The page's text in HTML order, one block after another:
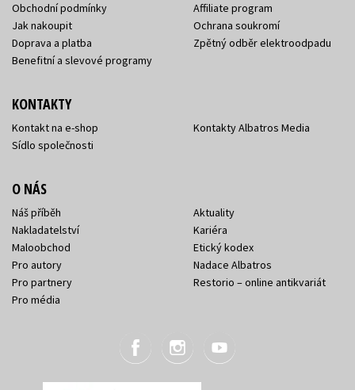
Obchodní podmínky
Jak nakoupit
Doprava a platba
Benefitní a slevové programy
Affiliate program
Ochrana soukromí
Zpětný odběr elektroodpadu
KONTAKTY
Kontakt na e-shop
Sídlo společnosti
Kontakty Albatros Media
O NÁS
Náš příběh
Nakladatelství
Maloobchod
Pro autory
Pro partnery
Pro média
Aktuality
Kariéra
Etický kodex
Nadace Albatros
Restorio – online antikvariát